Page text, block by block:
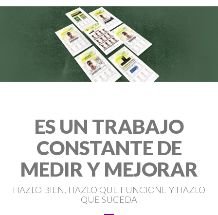
ES UN TRABAJO
CONSTANTE DE
MEDIR Y MEJORAR
HAZLO BIEN, HAZLO QUE FUNCIONE Y HAZLO
QUE SUCEDA